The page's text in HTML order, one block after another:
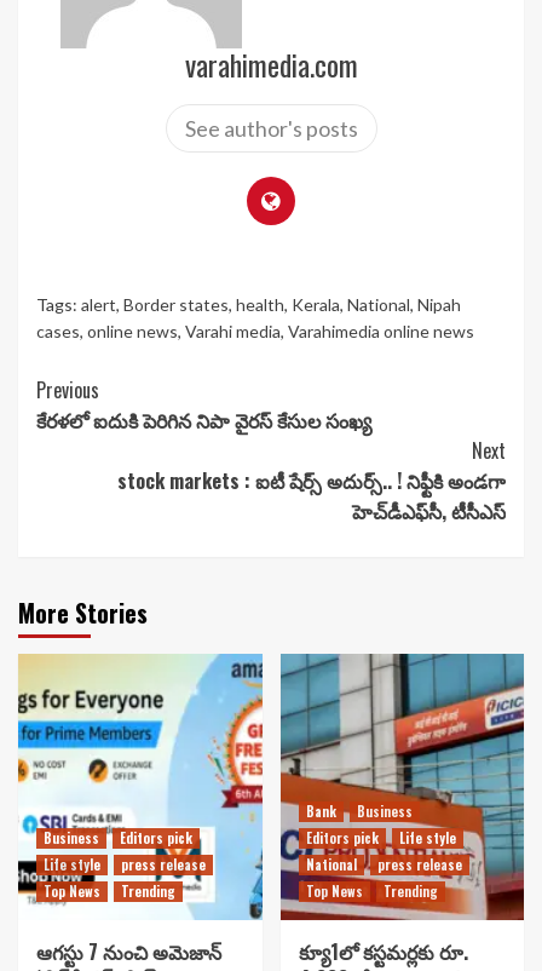
varahimedia.com
See author's posts
Tags: alert, Border states, health, Kerala, National, Nipah
cases, online news, Varahi media, Varahimedia online news
Continue
Reading
Previous
కేరళలో ఐదుకి పెరిగిన నిపా వైరస్ కేసుల సంఖ్య
Next
stock markets : ఐటీ షేర్స్ అదుర్స్‌.. ! నిఫ్టీకి అండగా
హెచ్‌డీఎఫ్‌సీ, టీసీఎస్‌
More Stories
Business
Editors pick
Life style
press release
Top News
Trending
ఆగస్టు 7 నుంచి అమెజాన్
Bank
Business
Editors pick
Life style
National
press release
Top News
Trending
క్యూ1లో కస్టమర్లకు రూ.